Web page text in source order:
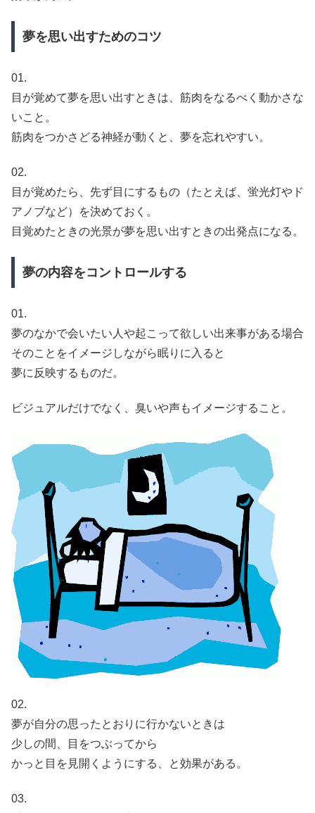
夢を思い出すためのコツ
01.
目が覚めて夢を思い出すときは、筋肉をなるべく動かさな
いこと。
筋肉をつかさどる神経が動くと、夢を忘れやすい。
02.
目が覚めたら、先ず目にするもの（たとえば、蛍光灯やド
アノブなど）を決めておく。
目覚めたときの光景が夢を思い出すときの出発点になる。
夢の内容をコントロールする
01.
夢のなかで会いたい人や起こって欲しい出来事がある場合
そのことをイメージしながら眠りに入ると
夢に反映するものだ。
ビジュアルだけでなく、臭いや声もイメージすること。
02.
夢が自分の思ったとおりに行かないときは
少しの間、目をつぶってから
かっと目を見開くようにする、と効果がある。
03.